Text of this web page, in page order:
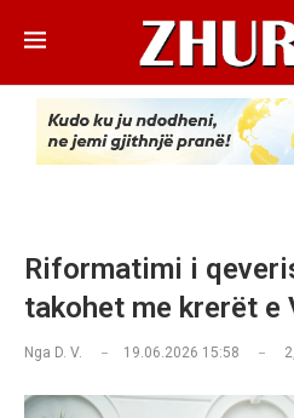
Riformatimi i
takohet me krerët e
Nga D. V. 19.06.2026 15:58